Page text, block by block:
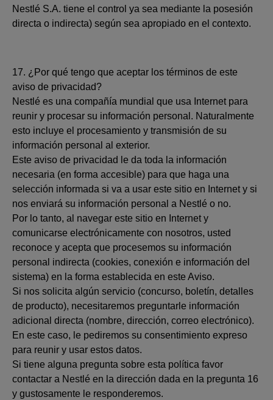
Nestlé S.A. tiene el control ya sea mediante la posesión
directa o indirecta) según sea apropiado en el contexto.
17. ¿Por qué tengo que aceptar los términos de este
aviso de privacidad?
Nestlé es una compañía mundial que usa Internet para
reunir y procesar su información personal. Naturalmente
esto incluye el procesamiento y transmisión de su
información personal al exterior.
Este aviso de privacidad le da toda la información
necesaria (en forma accesible) para que haga una
selección informada si va a usar este sitio en Internet y si
nos enviará su información personal a Nestlé o no.
Por lo tanto, al navegar este sitio en Internet y
comunicarse electrónicamente con nosotros, usted
reconoce y acepta que procesemos su información
personal indirecta (cookies, conexión e información del
sistema) en la forma establecida en este Aviso.
Si nos solicita algún servicio (concurso, boletín, detalles
de producto), necesitaremos preguntarle información
adicional directa (nombre, dirección, correo electrónico).
En este caso, le pediremos su consentimiento expreso
para reunir y usar estos datos.
Si tiene alguna pregunta sobre esta política favor
contactar a Nestlé en la dirección dada en la pregunta 16
y gustosamente le responderemos.